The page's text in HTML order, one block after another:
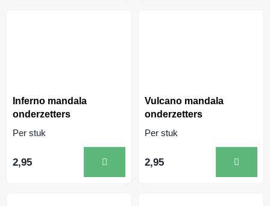
Inferno mandala
onderzetters
Per stuk
2,95
Vulcano mandala
onderzetters
Per stuk
2,95